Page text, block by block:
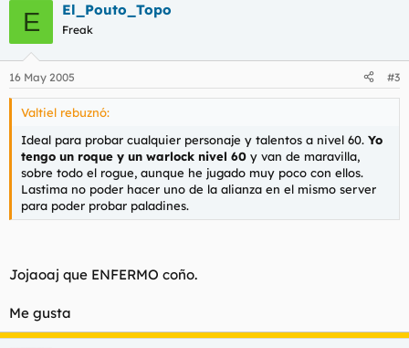
E El_Pouto_Topo
Freak
16 May 2005 #3
Valtiel rebuznó:
Ideal para probar cualquier personaje y talentos a nivel 60. Yo
tengo un roque y un warlock nivel 60 y van de maravilla,
sobre todo el rogue, aunque he jugado muy poco con ellos.
Lastima no poder hacer uno de la alianza en el mismo server
para poder probar paladines.
Jojaoaj que ENFERMO coño.
Me gusta